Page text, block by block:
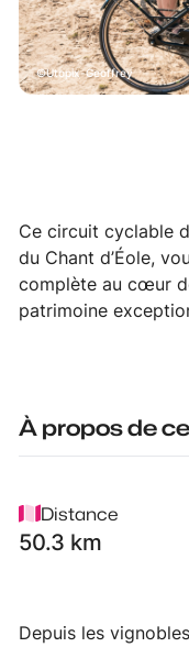
Utopix-Geoffrey
Ce circuit cyclable
du Chant d’Éole,
complète au cœur
patrimoine
À propos de
Distance
50.3 km
Depuis les